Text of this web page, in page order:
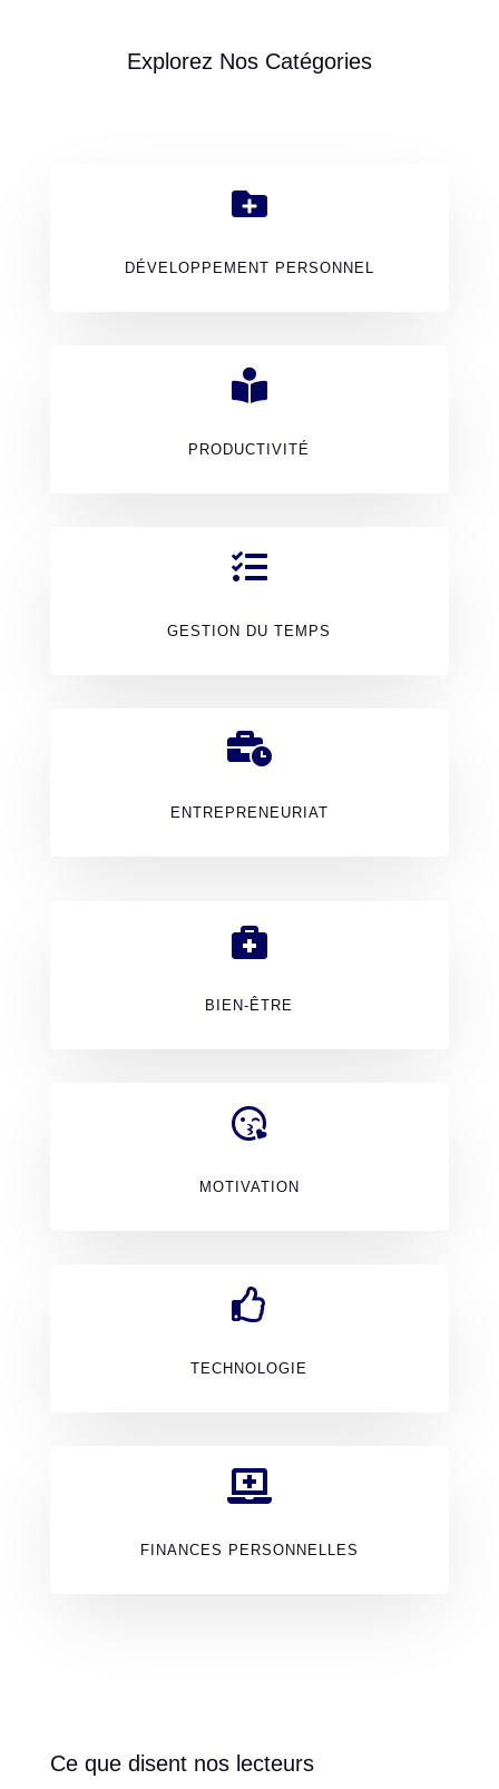
Explorez Nos Catégories

DÉVELOPPEMENT PERSONNEL

PRODUCTIVITÉ

GESTION DU TEMPS

ENTREPRENEURIAT

BIEN-ÊTRE

MOTIVATION

TECHNOLOGIE

FINANCES PERSONNELLES
Ce que disent nos lecteurs